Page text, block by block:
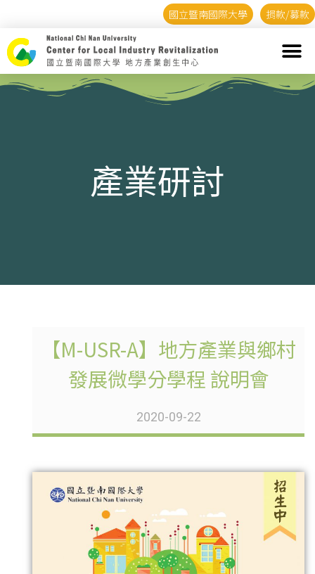
國立暨南國際大學 捐款/募款
產業研討
【M-USR-A】地方產業與鄉村
發展微學分學程 說明會
2020-09-22